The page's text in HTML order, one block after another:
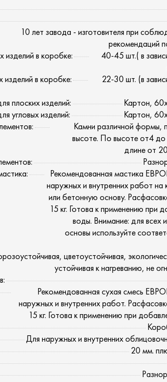
10 лет завода - изготовителя при
рекомендаций
изделий в коробке:
40-45 шт.( в
изделий в коробке:
22-30 шт. (в
плоских изделий:
Картон,
угловых изделий:
Картон,
Камни различной формы,
высоте. По высоте от4
длине от
Рекомендованная мастика
наружных и внутренних работ на
или бетонную основу.
15 кг. Готова к применению при
воды. Внимание: для всех
основы используйте
цветоустойчивая,
устойчивая к нагреванию, не
Рекомендованная сухая смесь
наружных и внутренних работ.
15 кг. Готова к применению при
Для наружных и внутренних
20 мм.